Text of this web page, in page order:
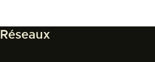
Réseaux